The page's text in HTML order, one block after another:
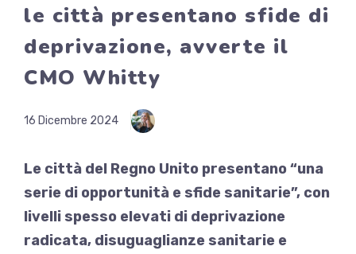
le città presentano sfide di
deprivazione, avverte il
CMO Whitty
16 Dicembre 2024
Le città del Regno Unito presentano “una
serie di opportunità e sfide sanitarie”, con
livelli spesso elevati di deprivazione
radicata, disuguaglianze sanitarie e